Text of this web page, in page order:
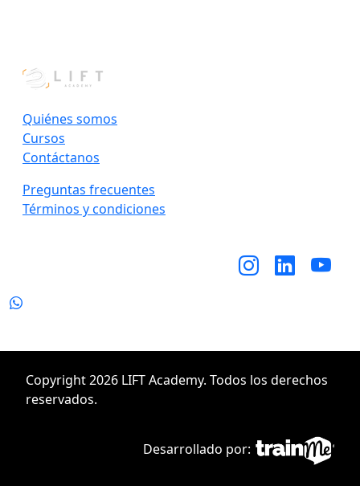
Quiénes somos
Cursos
Contáctanos
Preguntas frecuentes
Términos y condiciones
Copyright 2026 LIFT Academy. Todos los derechos
reservados.
Desarrollado por: